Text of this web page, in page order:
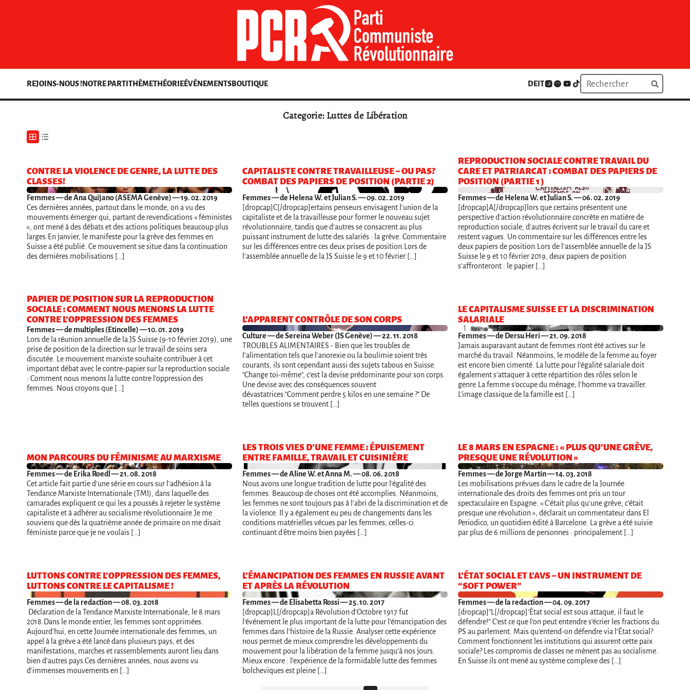
REJOINS-NOUS !NOTRE PARTITHÈMETHÉORIEÉVÉNEMENTSBOUTIQUE DEIT
Categorie: Luttes de Libération
CONTRE LA VIOLENCE DE GENRE, LA LUTTE DES
CLASSES!
Femmes— de Ana Quijano (ASEMA Genève) — 19. 02. 2019
Ces dernières années, partout dans le monde, on a vu des
mouvements émerger qui, partant de revendications « féministes
», ont mené à des débats et des actions politiques beaucoup plus
larges.En janvier, le manifeste pour la grève des femmes en
Suisse a été publié. Ce mouvement se situe dans la continuation
des dernières mobilisations […]
CAPITALISTE CONTRE TRAVAILLEUSE – OU PAS?
COMBAT DES PAPIERS DE POSITION (PARTIE 2)
Femmes— de Helena W. et Julian S. — 09. 02. 2019
[dropcap]C[/dropcap]ertains penseurs envisagent l'union de la
capitaliste et de la travailleuse pour former le nouveau sujet
révolutionnaire, tandis que d'autres se consacrent au plus
puissant instrument de lutte des salariés : la grève. Commentaire
sur les différences entre ces deux prises de position.Lors de
l’assemblée annuelle de la JS Suisse le 9 et 10 février […]
REPRODUCTION SOCIALE CONTRE TRAVAIL DU
CARE ET PATRIARCAT : COMBAT DES PAPIERS DE
POSITION (PARTIE 1 )
Femmes— de Helena W. et Julian S. — 06. 02. 2019
[dropcap]A[/dropcap]lors que certains présentent une
perspective d'action révolutionnaire concrète en matière de
reproduction sociale, d'autres écrivent sur le travail du care et
restent vagues. Un commentaire sur les différences entre les
deux papiers de position.Lors de l’assemblée annuelle de la JS
Suisse le 9 et 10 février 2019, deux papiers de position
s'affronteront : le papier […]
PAPIER DE POSITION SUR LA REPRODUCTION
SOCIALE : COMMENT NOUS MENONS LA LUTTE
CONTRE L’OPPRESSION DES FEMMES
Femmes— de multiples (Etincelle) — 10. 01. 2019
Lors de la réunion annuelle de la JS Suisse (9-10 février 2019), une
prise de position de la direction sur le travail de soins sera
discutée. Le mouvement marxiste souhaite contribuer à cet
important débat avec le contre-papier sur la reproduction sociale
: Comment nous menons la lutte contre l'oppression des
femmes. Nous croyons que […]
L’APPARENT CONTRÔLE DE SON CORPS
Culture— de Sereina Weber (JS Genève) — 22. 11. 2018
TROUBLES ALIMENTAIRES - Bien que les troubles de
l'alimentation tels que l'anorexie ou la boulimie soient très
courants, ils sont cependant aussi des sujets tabous en Suisse.
"Change toi-même", c'est la devise prédominante pour son corps.
Une devise avec des conséquences souvent
dévastatrices."Comment perdre 5 kilos en une semaine ?" De
telles questions se trouvent […]
LE CAPITALISME SUISSE ET LA DISCRIMINATION
SALARIALE
Femmes— de Dersu Heri — 21. 09. 2018
Jamais auparavant autant de femmes n'ont été actives sur le
marché du travail. Néanmoins, le modèle de la femme au foyer
est encore bien cimenté. La lutte pour l'égalité salariale doit
également s'attaquer à cette répartition des rôles selon le
genre.La femme s'occupe du ménage, l'homme va travailler.
L'image classique de la famille est […]
MON PARCOURS DU FÉMINISME AU MARXISME
Femmes— de Erika Roedl — 21. 08. 2018
Cet article fait partie d’une série en cours sur l'adhésion à la
Tendance Marxiste Internationale (TMI), dans laquelle des
camarades expliquent ce qui les a poussés à rejeter le système
capitaliste et à adhérer au socialisme révolutionnaire.Je me
souviens que dès la quatrième année de primaire on me disait
féministe parce que je ne voulais […]
LES TROIS VIES D’UNE FEMME : ÉPUISEMENT
ENTRE FAMILLE, TRAVAIL ET CUISINIÈRE
Femmes— de Aline W. et Anna M. — 08. 06. 2018
Nous avons une longue tradition de lutte pour l'égalité des
femmes. Beaucoup de choses ont été accomplies. Néanmoins,
les femmes ne sont toujours pas à l'abri de la discrimination et de
la violence. Il y a également eu peu de changements dans les
conditions matérielles vécues par les femmes, celles-ci
continuant d'être moins bien payées […]
LE 8 MARS EN ESPAGNE : « PLUS QU’UNE GRÈVE,
PRESQUE UNE RÉVOLUTION »
Femmes— de Jorge Martin — 14. 03. 2018
Les mobilisations prévues dans le cadre de la Journée
internationale des droits des femmes ont pris un tour
spectaculaire en Espagne. « C'était plus qu'une grève, c'était
presque une révolution », déclarait un commentateur dans El
Periodico, un quotidien édité à Barcelone. La grève a été suivie
par plus de 6 millions de personnes : principalement […]
LUTTONS CONTRE L’OPPRESSION DES FEMMES,
LUTTONS CONTRE LE CAPITALISME !
Femmes— de la redaction — 08. 03. 2018
Déclaration de la Tendance Marxiste Internationale, le 8 mars
2018.Dans le monde entier, les femmes sont opprimées.
Aujourd’hui, en cette Journée internationale des femmes, un
appel à la grève a été lancé dans plusieurs pays, et des
manifestations, marches et rassemblements auront lieu dans
bien d’autres pays.Ces dernières années, nous avons vu
d’immenses mouvements en […]
L’ÉMANCIPATION DES FEMMES EN RUSSIE AVANT
ET APRÈS LA RÉVOLUTION
Femmes— de Elisabetta Rossi — 25. 10. 2017
[dropcap]L[/dropcap]a Révolution d’Octobre 1917 fut
l’événement le plus important de la lutte pour l’émancipation des
femmes dans l’histoire de la Russie. Analyser cette expérience
nous permet de mieux comprendre les développements du
mouvement pour la libération de la femme jusqu’à nos jours.
Mieux encore : l’expérience de la formidable lutte des femmes
bolcheviques est pleine […]
L’ÉTAT SOCIAL ET L’AVS – UN INSTRUMENT DE
“SOFT POWER”
Femmes— de la redaction — 04. 09. 2017
[dropcap]"L[/dropcap]’État social est sous attaque, il faut le
défendre!” C’est ce que l’on peut entendre s’écrier les fractions du
PS au parlement. Mais qu’entend-on défendre via l’État social?
Comment fonctionnent les institutions qui assurent cette paix
sociale? Les compromis de classes ne mènent pas au socialisme.
En Suisse ils ont mené au système complexe des […]